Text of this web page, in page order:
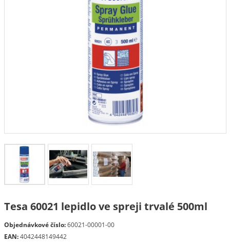
Tesa 60021 lepidlo ve spreji trvalé 500ml
Objednávkové číslo: 60021-00001-00
EAN: 4042448149442